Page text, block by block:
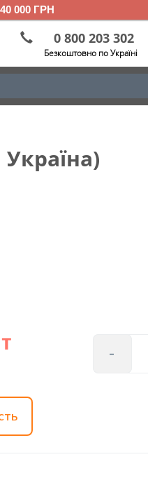
000 ГРН
0 800 203 302
Безкоштовно по Україні